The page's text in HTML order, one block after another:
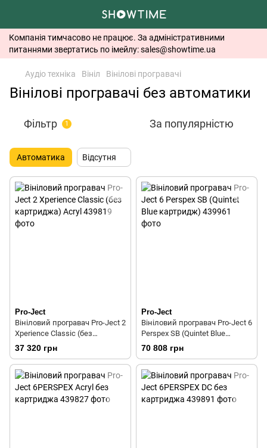
Компанія тимчасово не працює. За адміністративними
питаннями звертатись по імейлу: sales@showtime.ua
Аудіо техніка Вініл Вінілові програвачі
Вінілові програвачі без автоматики
Фільтр 1 За популярністю
Автоматика Відсутня
Pro-Ject
Вініловий програвач Pro-Ject 2
Xperience Classic (без
картриджа) Acryl
37 320 грн
Pro-Ject
Вініловий програвач Pro-Ject 6
Perspex SB (Quintet Blue
картридж)
70 808 грн